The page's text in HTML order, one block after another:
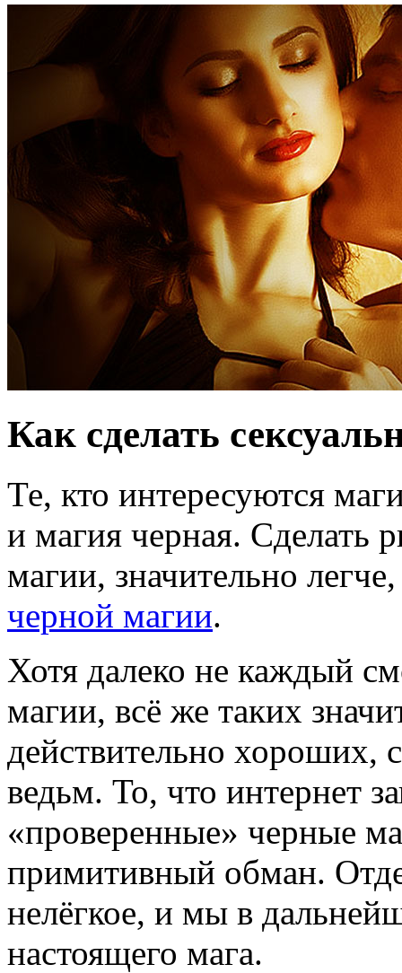
Как сделать
Те, кто интересуются
и магия черная. Сделать
магии, значительно
черной магии.
Хотя далеко не каждый
магии, всё же таких
действительно хороших,
ведьм. То, что интернет
«проверенные» черные
примитивный обман.
нелёгкое, и мы в
настоящего мага.